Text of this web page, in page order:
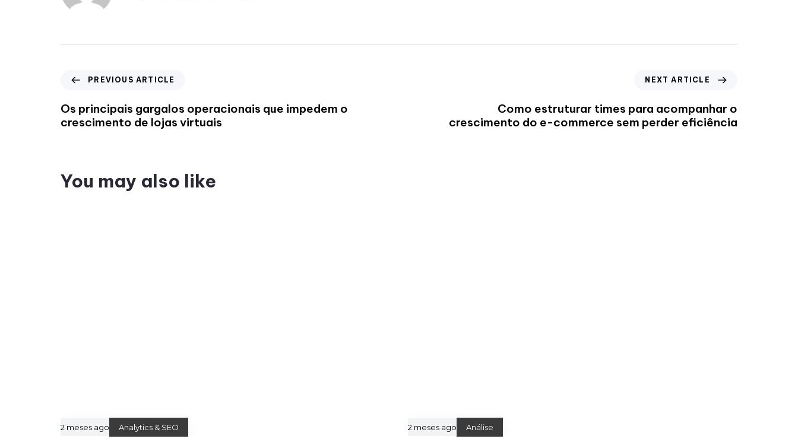
PREVIOUS ARTICLE
Os principais gargalos operacionais que impedem o
crescimento de lojas virtuais
NEXT ARTICLE
Como estruturar times para acompanhar o
crescimento do e-commerce sem perder eficiência
You may also like
2 meses ago Analytics & SEO 2 meses ago Análise